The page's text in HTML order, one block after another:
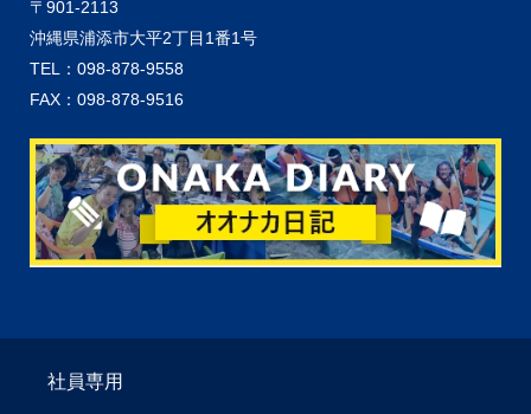
〒901-2113
沖縄県浦添市大平2丁目1番1号
TEL：098-878-9558
FAX：098-878-9516
社員専用